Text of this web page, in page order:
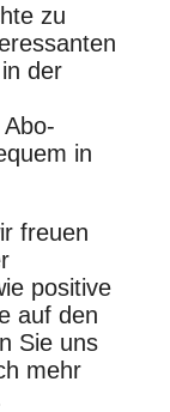
zu
der
in
freuen
positive
auf den
Sie uns
mehr